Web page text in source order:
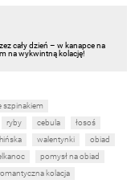
cały dzień – w kanapce na
na wykwintną kolację!
szpinakiem
ryby cebula
łosoś
walentynki
obiad
pomysł na obiad
kolacja